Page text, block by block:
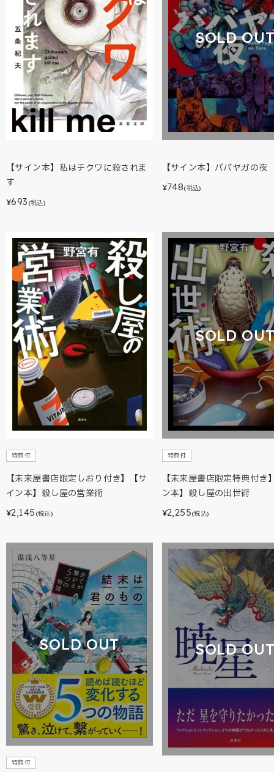
【サイン本】私はチクワに殺されま
す
¥693 (税込)
SOLD
【サイン本】ババヤガの夜
¥748(税込)
特典付
【未来屋書店限定しおり付き】【サ
イン本】殺し屋の営業術
¥2,145 (税込)
SOLD
特典付
【未来屋書店限定特典付き
ン本】殺し屋の出世術
¥2,255(税込)
SOLD OUT
特典付
SOLD